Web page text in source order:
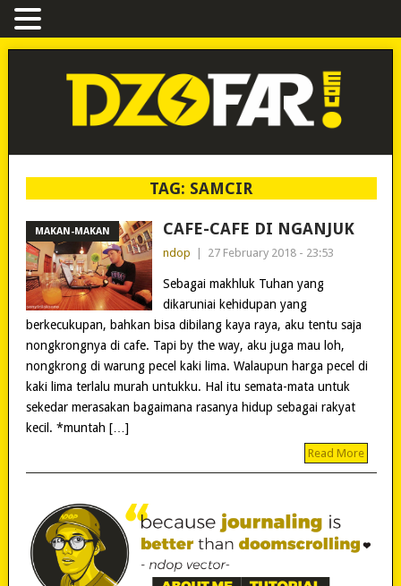
TAG: SAMCIR
MAKAN-MAKAN CAFE-CAFE DI NGANJUK
ndop 27 February 2018 - 23:53
Sebagai makhluk Tuhan yang
dikaruniai kehidupan yang
berkecukupan, bahkan bisa dibilang kaya raya, aku tentu saja
nongkrongnya di cafe. Tapi by the way, aku juga mau loh,
nongkrong di warung pecel kaki lima. Walaupun harga pecel di
kaki lima terlalu murah untukku. Hal itu semata-mata untuk
sekedar merasakan bagaimana rasanya hidup sebagai rakyat
kecil. *muntah […]
Read More